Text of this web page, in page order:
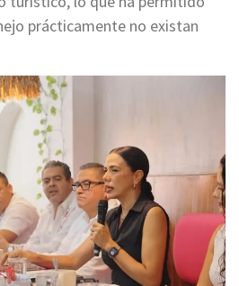
prácticamente no existan